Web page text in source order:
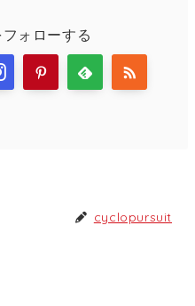
ォローする
cyclopursuit